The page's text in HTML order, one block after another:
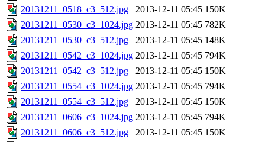
20131211_0518_c3_512.jpg
2013-12-11 05:45 150K
20131211_0530_c3_1024.jpg 2013-12-11 05:45 782K
20131211_0530_c3_512.jpg
2013-12-11 05:45 148K
20131211_0542_c3_1024.jpg 2013-12-11 05:45 794K
20131211_0542_c3_512.jpg
2013-12-11 05:45 150K
20131211_0554_c3_1024.jpg 2013-12-11 05:45 794K
20131211_0554_c3_512.jpg
2013-12-11 05:45 150K
20131211_0606_c3_1024.jpg 2013-12-11 05:45 794K
20131211_0606_c3_512.jpg
2013-12-11 05:45 150K